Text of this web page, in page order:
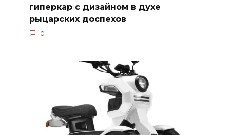
гиперкар с дизайном в духе
рыцарских доспехов
0